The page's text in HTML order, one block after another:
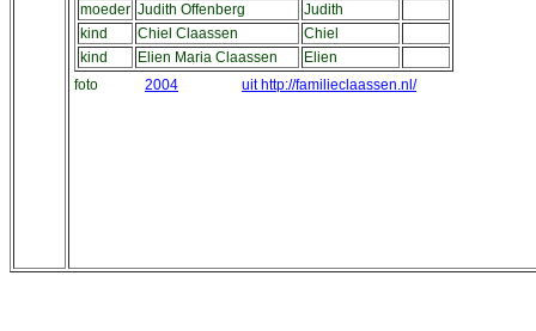
moeder Judith Offenberg
Judith
kind
Chiel Claassen
Chiel
kind
Elien Maria Claassen
Elien
foto
2004 uit http://familieclaassen.nl/